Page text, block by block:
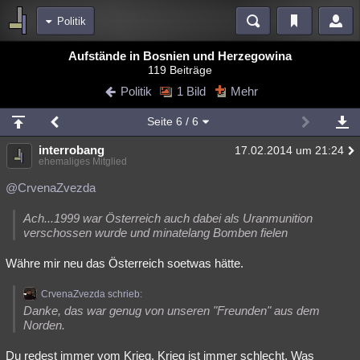
Politik
Blogs
Chat Wiki Neuigkeiten
meine Rubriken
Menschen Wissenschaft Mystery Kriminalfälle
Spiritualität Verschwörungen
Natur Umfragen Unterhaltung
weitere Rubriken
Philosophie Träume Orte Esoterik
Astronomie Helpdesk
Musik
Übersichten
Aufstände in Bosnien und Herzegowina
119 Beiträge
Politik 1 Bild Mehr
Seite 6 / 6
interrobang 17.02.2014 um 21:24
ehemaliges Mitglied
@CrvenaZvezda
Ach...1999 war Österreich auch dabei als Uranmunition
verschossen wurde und minatelang Bomben fielen
Währe mir neu das Österreich soetwas hätte.
CrvenaZvezda schrieb:
Danke, das war genug von unseren "Freunden" aus dem
Norden.
Du redest immer vom Krieg. Krieg ist immer schlecht. Was